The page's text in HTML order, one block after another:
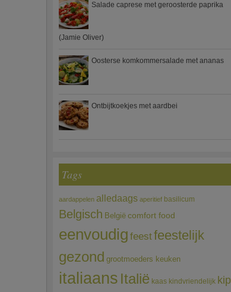
Salade caprese met geroosterde paprika
(Jamie Oliver)
Oosterse komkommersalade met ananas
Ontbijtkoekjes met aardbei
Tags
aardappelen alledaags aperitief basilicum
Belgisch België comfort food
eenvoudig feestfeestelijk
gezond grootmoeders keuken
italiaans Italië kaas kindvriendelijk kip